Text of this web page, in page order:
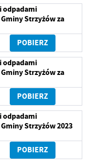
odpadami
Strzyżów za
POBIERZ
odpadami
Strzyżów za
POBIERZ
odpadami
Strzyżów 2023
POBIERZ